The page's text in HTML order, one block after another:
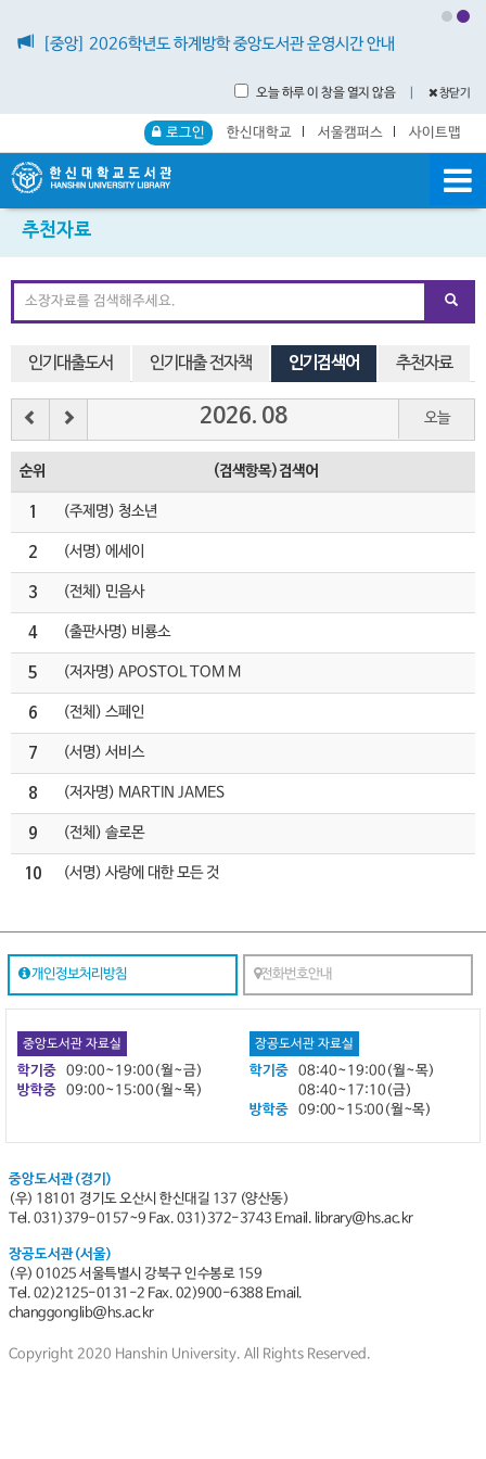
[중앙] 2026학년도 하계방학 중앙도서관 운영시간 안내
오늘 하루 이 창을 열지 않음 창닫기
로그인 한신대학교 서울캠퍼스 사이트맵
추천자료
인기대출도서 인기대출 전자책 인기검색어 추천자료
2026. 08 오늘
순위 (검색항목)검색어
1 (주제명) 청소년
2 (서명) 에세이
3 (전체) 민음사
4 (출판사명) 비룡소
5 (저자명) APOSTOL TOM M
6 (전체) 스페인
7 (서명) 서비스
8 (저자명) MARTIN JAMES
9 (전체) 솔로몬
10 (서명) 사랑에 대한 모든 것
개인정보처리방침 전화번호안내
중앙도서관 자료실
학기중 09:00~19:00(월~금)
방학중 09:00~15:00(월~목)
장공도서관 자료실
학기중
08:40~19:00(월~목)
08:40~17:10(금)
방학중
09:00~15:00(월~목)
중앙도서관(경기)
(우) 18101 경기도 오산시 한신대길 137 (양산동)
Tel. 031)379-0157~9 Fax. 031)372-3743 Email. library@hs.ac.kr
장공도서관(서울)
(우) 01025 서울특별시 강북구 인수봉로 159
Tel. 02)2125-0131-2 Fax. 02)900-6388 Email.
changgonglib@hs.ac.kr
Copyright 2020 Hanshin University. All Rights Reserved.